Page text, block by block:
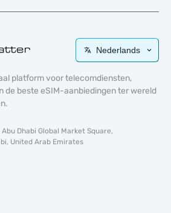
Nederlands
platform voor telecomdiensten,
de beste eSIM-aanbiedingen ter wereld
Dhabi Global Market Square,
United Arab Emirates